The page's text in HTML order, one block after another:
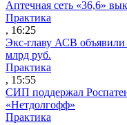
Аптечная сеть «36,6»
Практика
, 16:25
Экс-главу АСВ
млрд руб.
Практика
, 15:55
СИП поддержал
«Нетдолгофф»
Практика